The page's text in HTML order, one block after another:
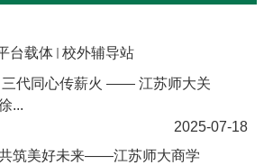
台载体 校外辅导站
三代同心传薪火 —— 江苏师大关
...
2025-07-18
筑美好未来——江苏师大商学